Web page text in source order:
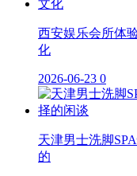
西安娱乐会所体
化
2026-06-23 0
天津男士洗脚
的